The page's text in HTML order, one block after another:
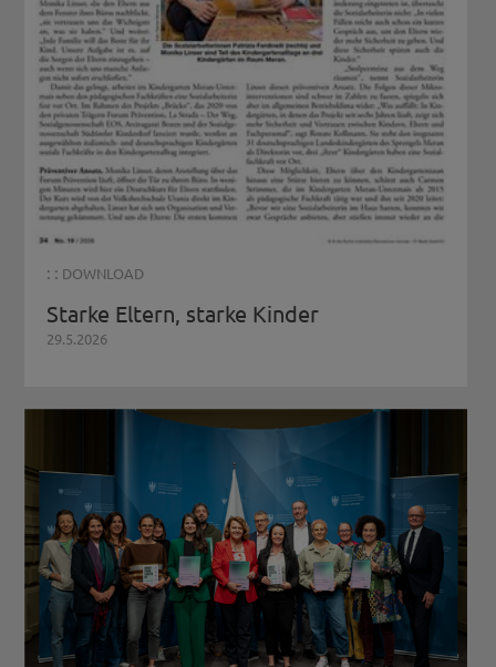
: : DOWNLOAD
Starke Eltern, starke Kinder
29.5.2026